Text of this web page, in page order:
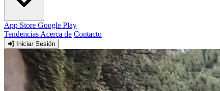
App Store Google Play
Tendencias Acerca de Contacto
Iniciar Sesión